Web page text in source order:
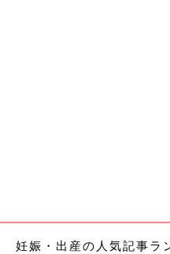
妊娠・出産の人気記事ラ